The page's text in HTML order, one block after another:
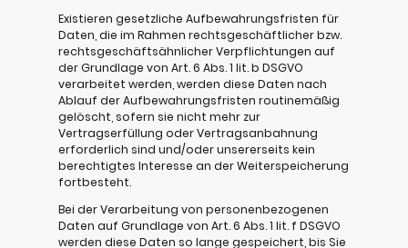
Existieren gesetzliche Aufbewahrungsfristen für
Daten, die im Rahmen rechtsgeschäftlicher bzw.
rechtsgeschäftsähnlicher Verpflichtungen auf
der Grundlage von Art. 6 Abs. 1 lit. b DSGVO
verarbeitet werden, werden diese Daten nach
Ablauf der Aufbewahrungsfristen routinemäßig
gelöscht, sofern sie nicht mehr zur
Vertragserfüllung oder Vertragsanbahnung
erforderlich sind und/oder unsererseits kein
berechtigtes Interesse an der Weiterspeicherung
fortbesteht.
Bei der Verarbeitung von personenbezogenen
Daten auf Grundlage von Art. 6 Abs. 1 lit. f DSGVO
werden diese Daten so lange gespeichert, bis Sie